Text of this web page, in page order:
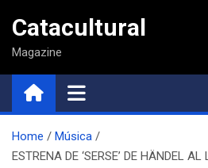
contenido
Catacultural
Magazine
Home
Música
ESTRENA DE ‘SERSE’ DE HÄNDEL AL